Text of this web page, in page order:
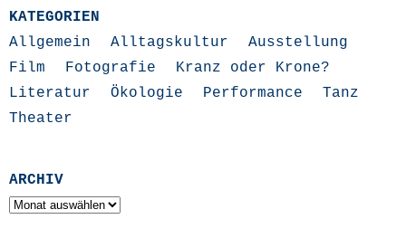
KATEGORIEN
Allgemein
Alltagskultur
Ausstellung
Film
Fotografie
Kranz oder Krone?
Literatur
Ökologie Performance
Tanz
Theater
ARCHIV
Archiv